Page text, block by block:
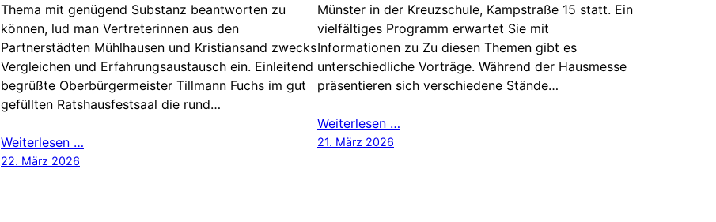
Thema mit genügend Substanz beantworten zu
können, lud man Vertreterinnen aus den
Partnerstädten Mühlhausen und Kristiansand zwecks
Vergleichen und Erfahrungsaustausch ein. Einleitend
begrüßte Oberbürgermeister Tillmann Fuchs im gut
gefüllten Ratshausfestsaal die rund…
Weiterlesen …
22. März 2026
Münster in der Kreuzschule, Kampstraße 15 statt. Ein
vielfältiges Programm erwartet Sie mit
Informationen zu Zu diesen Themen gibt es
unterschiedliche Vorträge. Während der Hausmesse
präsentieren sich verschiedene Stände…
Weiterlesen …
21. März 2026